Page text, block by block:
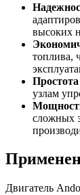
высоких
топлива,
узлам
сложных
Двигатель